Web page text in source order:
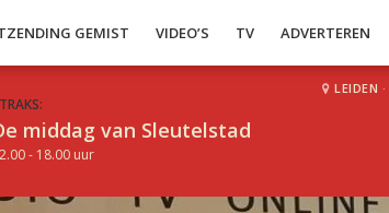
GEMIST VIDEO’S TV ADVERTEREN
middag van Sleutelstad
- 18.00 uur
LEIDEN ·